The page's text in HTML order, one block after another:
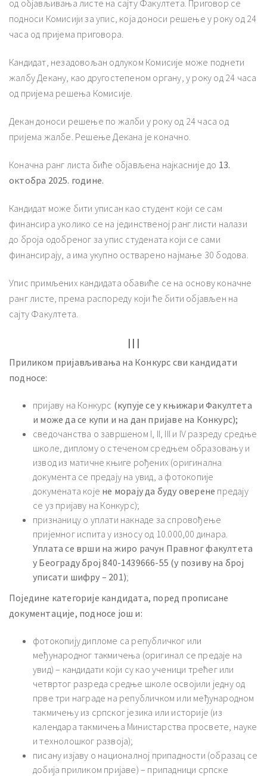
од објављивања листе на сајту Факултета. Приговор се
подноси Комисији за упис, која доноси решење у року од 24
часа од пријема приговора.
Кандидат, незадовољан одлуком Комисије може поднети
жалбу Декану, као другостепеном органу, у року од 24 часа
од пријема решења Комисије.
Декан доноси решење по жалби у року од 24 часа од
пријема жалбе. Решење Декана је коначно.
Коначна ранг листа биће објављена најкасније до 13.
октобра 2025. године.
Кандидат може бити уписан као студент који се сам
финансира уколико се на јединственој ранг листи налази
до броја одобреног за упис студената који се сами
финансирају, а има укупно остварено најмање 30 бодова.
Упис примљених кандидата обавиће се на основу коначне
ранг листе, према распореду који ће бити објављен на
сајту Факултета.
III
Приликом пријављивања на Конкурс сви кандидати
подносе:
пријаву на Конкурс (купује се у књижари Факултета
и може да се купи и на дан пријаве на Конкурс);
сведочанства о завршеном I, II, III и IV разреду средње
школе, диплому о стеченом средњем образовању и
извод из матичне књиге рођених (оригинална
документа се предају на увид, а фотокопије
докумената које не морају да буду оверене предају
се уз пријаву на Конкурс);
признаницу о уплати накнаде за спровођење
пријемног испита у износу од 10.000,00 динара.
Уплата се врши на жиро рачун Правног факултета
у Београду број 840-1439666-55 (у позиву на број
уписати шифру – 201);
Поједине категорије кандидата, поред прописане
документације, подносе још и:
фотокопију дипломе са републичког или
међународног такмичења (оригинал се предаје на
увид) – кандидати који су као ученици трећег или
четвртог разреда средње школе освојили једну од
прве три награде на републичком или међународном
такмичењу из српског језика или историје (из
календара такмичења Министарства просвете, науке
и технолошког развоја);
писану изјаву о националној припадности (образац се
добија приликом пријаве) – припадници српске